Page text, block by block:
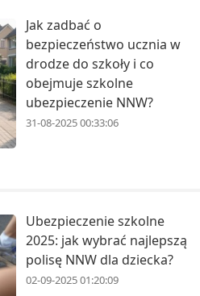
Jak zadbać o
bezpieczeństwo ucznia w
drodze do szkoły i co
obejmuje szkolne
ubezpieczenie NNW?
31-08-2025 00:33:06
Ubezpieczenie szkolne
2025: jak wybrać najlepszą
polisę NNW dla dziecka?
02-09-2025 01:20:09